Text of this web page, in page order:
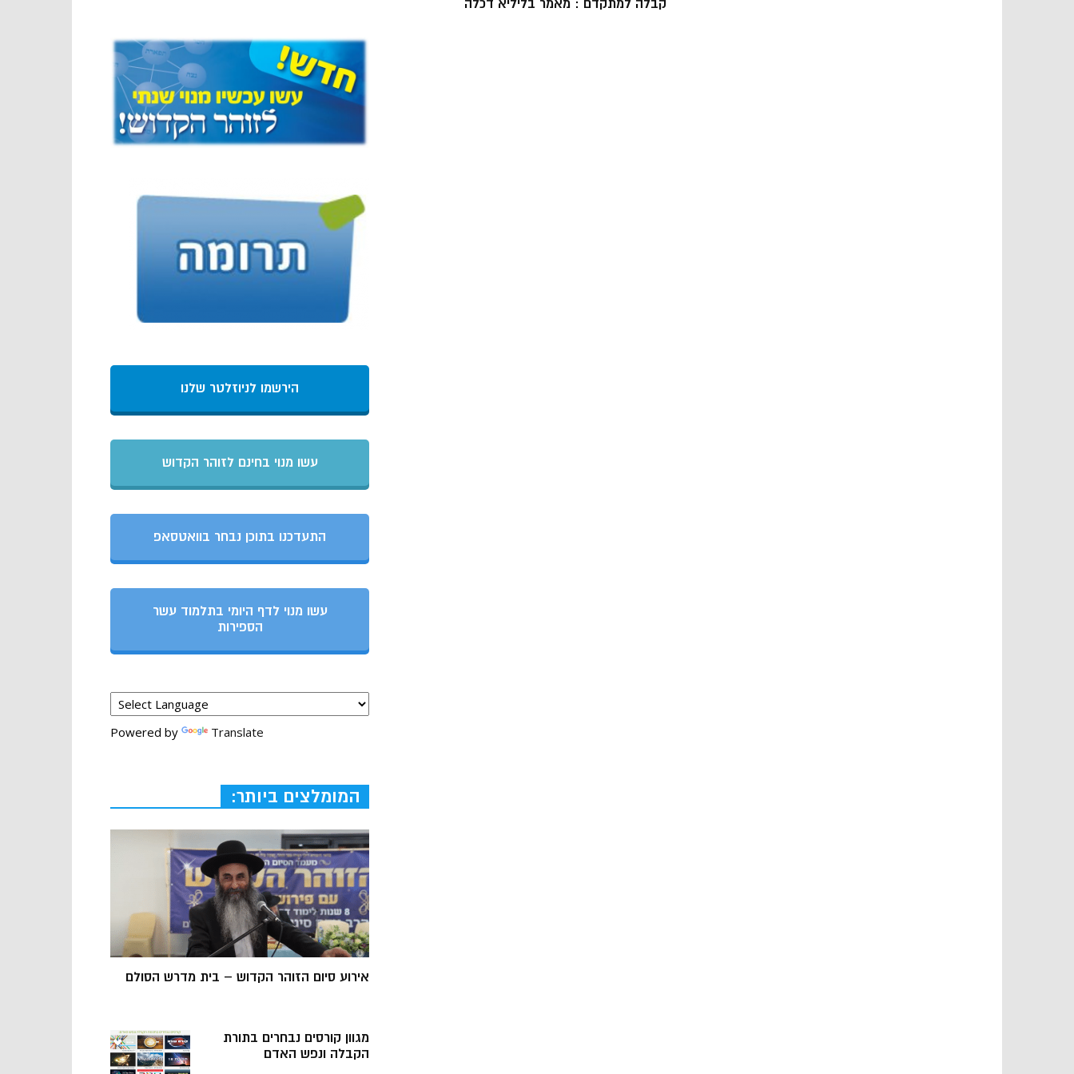
קבלה למתקדם : מאמר בליליא דכלה
הירשמו לניוזלטר שלנו
עשו מנוי בחינם לזוהר הקדוש
התעדכנו בתוכן נבחר בוואטסאפ
עשו מנוי לדף היומי בתלמוד עשר
הספירות
Powered by Translate
המומלצים ביותר:
אירוע סיום הזוהר הקדוש – בית מדרש הסולם
מגוון קורסים נבחרים בתורת
הקבלה ונפש האדם